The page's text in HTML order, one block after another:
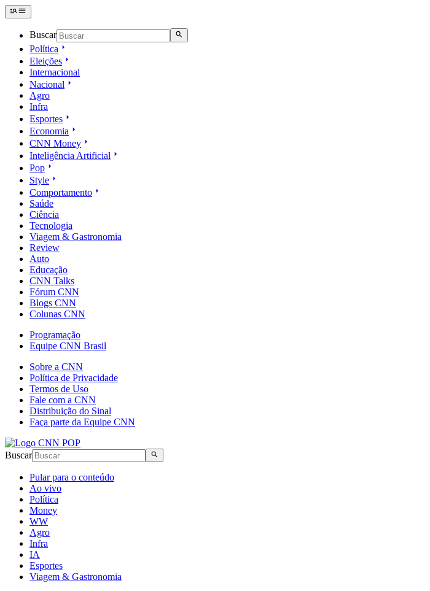
Buscar
Política
Eleições
Internacional
Nacional
Agro
Infra
Esportes
Economia
CNN Money
Inteligência Artificial
Pop
Style
Comportamento
Saúde
Ciência
Tecnologia
Viagem & Gastronomia
Review
Auto
Educação
CNN Talks
Fórum CNN
Blogs CNN
Colunas CNN
Programação
Equipe CNN Brasil
Sobre a CNN
Política de Privacidade
Termos de Uso
Fale com a CNN
Distribuição do Sinal
Faça parte da Equipe CNN
Buscar
Pular para o conteúdo
Ao vivo
Política
Money
WW
Agro
Infra
IA
Esportes
Viagem & Gastronomia